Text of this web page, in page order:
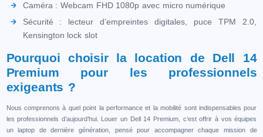
Caméra : Webcam FHD 1080p avec micro numérique
Sécurité : lecteur d’empreintes digitales, puce TPM 2.0,
Kensington lock slot
Pourquoi choisir la location de Dell 14
Premium pour les professionnels
exigeants ?
Nous comprenons à quel point la performance et la mobilité sont indispensables pour
les professionnels d’aujourd’hui. Louer un Dell 14 Premium, c’est offrir à vos équipes
un laptop de dernière génération, pensé pour accompagner chaque mission de